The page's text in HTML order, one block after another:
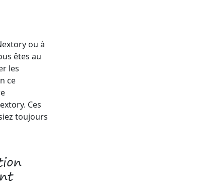
ou à
êtes au
les
ce
Ces
toujours